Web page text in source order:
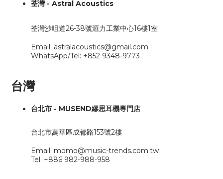
荃灣 - Astral Acoustics
荃灣沙咀道26-38號滙力工業中心16樓1室
Email: astralacoustics@gmail.com
WhatsApp/Tel: +852 9348-9773
台灣
台北市 - MUSEND繆思耳機専門店
台北市萬華區成都路153號2樓
Email: momo@music-trends.com.tw
Tel: +886 982-988-958